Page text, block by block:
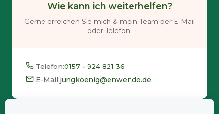
Wie kann ich weiterhelfen?
Gerne erreichen Sie mich & mein Team per E-Mail
oder Telefon.
Telefon:0157 - 924 821 36
E-Mail:jungkoenig@enwendo.de